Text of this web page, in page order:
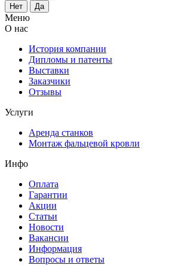
Нет Да
Меню
О нас
История компании
Дипломы и патенты
Выставки
Заказчики
Отзывы
Услуги
Аренда станков
Монтаж фальцевой кровли
Инфо
Оплата
Гарантии
Акции
Статьи
Новости
Вакансии
Информация
Вопросы и ответы